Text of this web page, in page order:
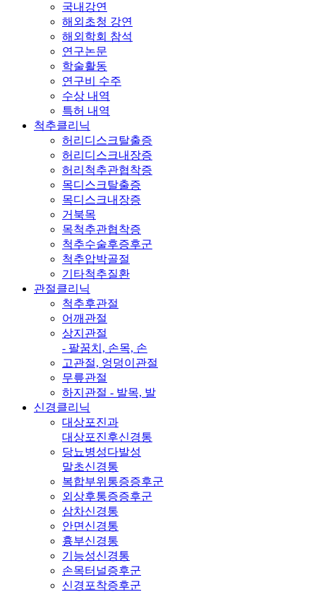
국내강연
해외초청 강연
해외학회 참석
연구논문
학술활동
연구비 수주
수상 내역
특허 내역
척추클리닉
허리디스크탈출증
허리디스크내장증
허리척추관협착증
목디스크탈출증
목디스크내장증
거북목
목척추관협착증
척추수술후증후군
척추압박골절
기타척추질환
관절클리닉
척추후관절
어깨관절
상지관절
- 팔꿈치, 손목, 손
고관절, 엉덩이관절
무릎관절
하지관절 - 발목, 발
신경클리닉
대상포진과
대상포진후신경통
당뇨병성다발성
말초신경통
복합부위통증증후군
외상후통증증후군
삼차신경통
안면신경통
흉부신경통
기능성신경통
손목터널증후군
신경포착증후군